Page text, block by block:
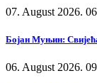
07. August 2026.
Бојан Муњин:
06. August 2026.